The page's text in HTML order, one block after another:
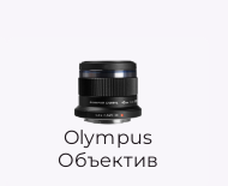
Olympus
Объектив